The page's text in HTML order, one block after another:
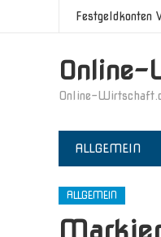
Festgeldkonten
Online-
Online-
ALLGEMEIN
ALLGEMEIN